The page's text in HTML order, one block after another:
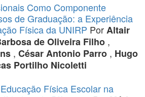
Como Componente
de Graduação: a Experiência
Física da UNIRP PorAltair
de Oliveira Filho ,
, César Antonio Parro , Hugo
Portilho Nicoletti
Física Escolar na